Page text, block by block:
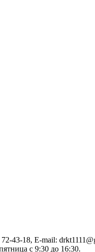
43-18, E-mail:
с 9:30 до 16:30.